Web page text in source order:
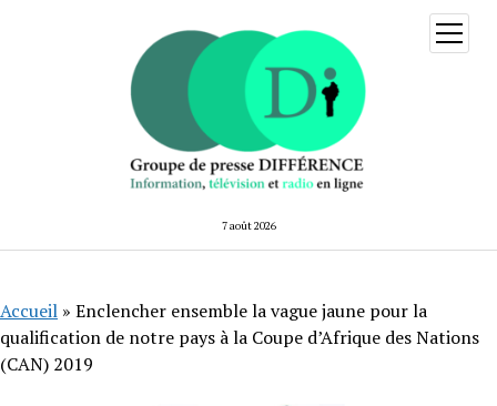
7 août 2026
ouvrir
menu
Accueil » Enclencher ensemble la vague jaune pour la
qualification de notre pays à la Coupe d’Afrique des Nations
(CAN) 2019